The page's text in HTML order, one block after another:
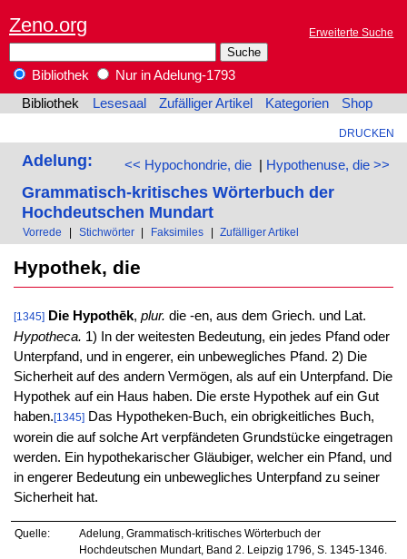
Zeno.org Erweiterte Suche
Bibliothek
Nur in Adelung-1793
Bibliothek
Lesesaal Zufälliger Artikel Kategorien Shop
DRUCKEN
<< Hypochondrie, die| Hypothenuse, die >>
Adelung:
Grammatisch-kritisches Wörterbuch der
Hochdeutschen Mundart
Vorrede | Stichwörter | Faksimiles | Zufälliger Artikel
Hypothek, die
[1345] Die Hypothēk, plur. die -en, aus dem Griech. und Lat.
Hypotheca. 1) In der weitesten Bedeutung, ein jedes Pfand oder
Unterpfand, und in engerer, ein unbewegliches Pfand. 2) Die
Sicherheit auf des andern Vermögen, als auf ein Unterpfand. Die
Hypothek auf ein Haus haben. Die erste Hypothek auf ein Gut
haben. [1345]Das Hypotheken-Buch, ein obrigkeitliches Buch,
worein die auf solche Art verpfändeten Grundstücke eingetragen
werden. Ein hypothekarischer Gläubiger, welcher ein Pfand, und
in engerer Bedeutung ein unbewegliches Unterpfand zu seiner
Sicherheit hat.
Quelle:
Adelung, Grammatisch-kritisches Wörterbuch der
Hochdeutschen Mundart, Band 2. Leipzig 1796, S. 1345-1346.